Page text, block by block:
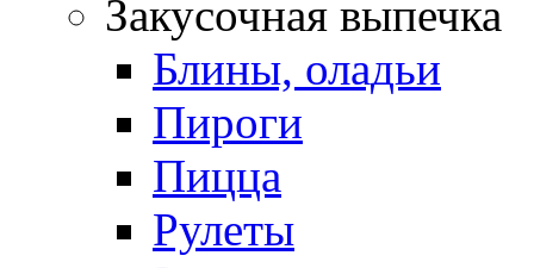
Закусочная выпечка
Блины, оладьи
Пироги
Пицца
Рулеты